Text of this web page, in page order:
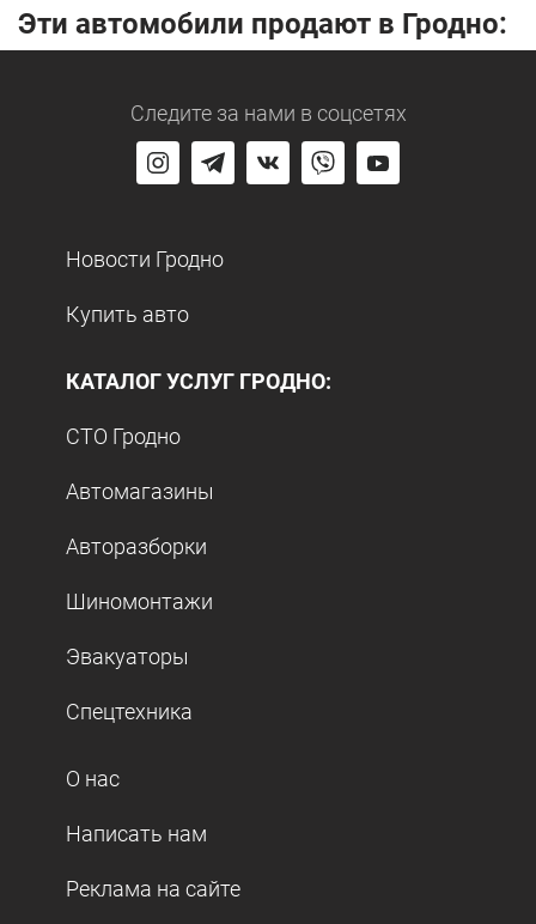
Эти автомобили продают в Гродно:
Следите за нами в соцсетях
Новости Гродно
Купить авто
КАТАЛОГ УСЛУГ ГРОДНО:
СТО Гродно
Автомагазины
Авторазборки
Шиномонтажи
Эвакуаторы
Спецтехника
О нас
Написать нам
Реклама на сайте